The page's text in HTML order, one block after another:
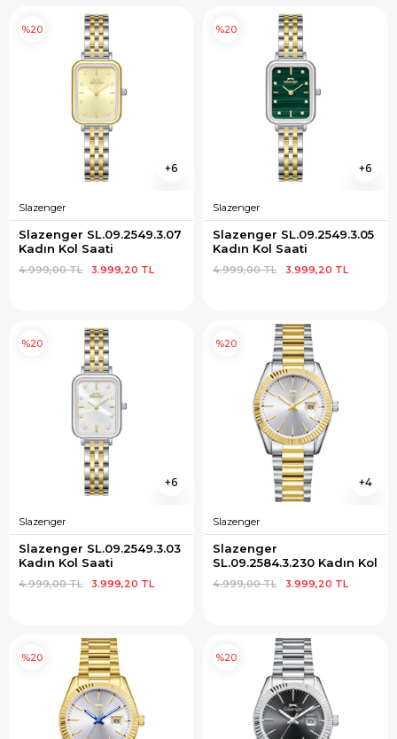
6
Slazenger
Slazenger SL.09.2549.3.07
Kadın Kol Saati
3.999,20 TL
4.999,00 TL
%20
6
Slazenger
Slazenger SL.09.2549.3.05
Kadın Kol Saati
3.999,20 TL
4.999,00 TL
%20
6
Slazenger
Slazenger SL.09.2549.3.03
Kadın Kol Saati
3.999,20 TL
4.999,00 TL
%20
4
Slazenger
Slazenger
SL.09.2584.3.230 Kadın Kol
3.999,20 TL
4.999,00 TL
%20
%20 %20